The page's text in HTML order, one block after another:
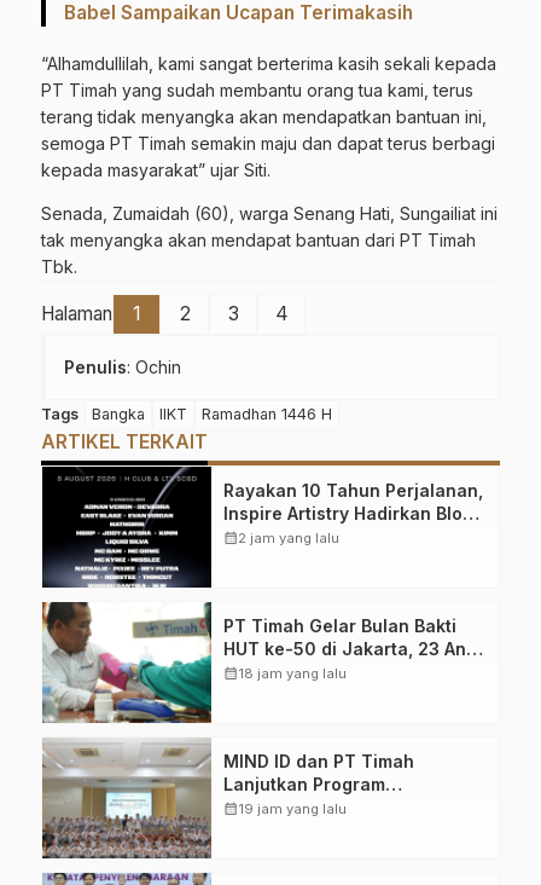
Babel Sampaikan Ucapan Terimakasih
“Alhamdullilah, kami sangat berterima kasih sekali kepada
PT Timah yang sudah membantu orang tua kami, terus
terang tidak menyangka akan mendapatkan bantuan ini,
semoga PT Timah semakin maju dan dapat terus berbagi
kepada masyarakat” ujar Siti.
Senada, Zumaidah (60), warga Senang Hati, Sungailiat ini
tak menyangka akan mendapat bantuan dari PT Timah
Tbk.
Halaman 1 2 3 4
Penulis: Ochin
Tags Bangka IIKT Ramadhan 1446 H
ARTIKEL TERKAIT
Rayakan 10 Tahun Perjalanan,
Inspire Artistry Hadirkan Block
Party Terbesar di Jakarta
calendar_month2 jam yang lalu
PT Timah Gelar Bulan Bakti
HUT ke-50 di Jakarta, 23 Anak
Ikut Khitan Massal dan 107
calendar_month18 jam yang lalu
MIND ID dan PT Timah
Lanjutkan Program
MINDucation untuk
calendar_month19 jam yang lalu